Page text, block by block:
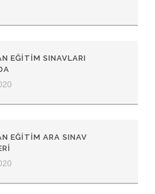
EĞITIM SINAVLARI
EĞITIM ARA SINAV